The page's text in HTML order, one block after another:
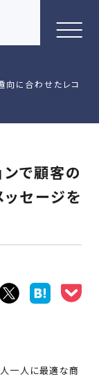
向に合わせたレコ
で顧客の
セージを
一人に最適な商